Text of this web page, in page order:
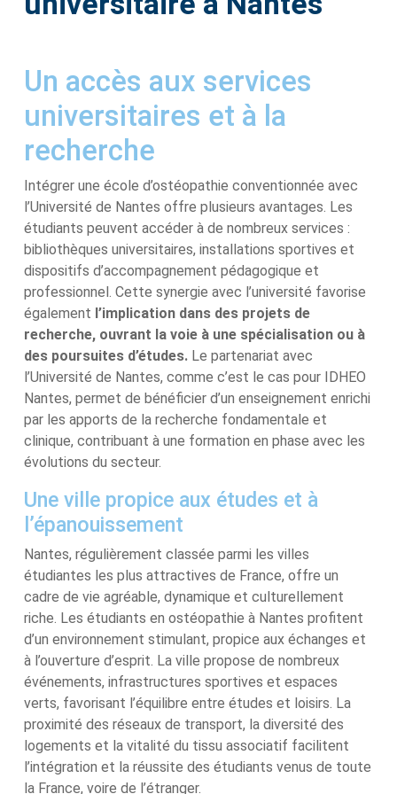
Un accès aux services
universitaires et à la
recherche
Intégrer une école d’ostéopathie conventionnée avec
l’Université de Nantes offre plusieurs avantages. Les
étudiants peuvent accéder à de nombreux services :
bibliothèques universitaires, installations sportives et
dispositifs d’accompagnement pédagogique et
professionnel. Cette synergie avec l’université favorise
également l’implication dans des projets de
recherche, ouvrant la voie à une spécialisation ou à
des poursuites d’études. Le partenariat avec
l’Université de Nantes, comme c’est le cas pour IDHEO
Nantes, permet de bénéficier d’un enseignement enrichi
par les apports de la recherche fondamentale et
clinique, contribuant à une formation en phase avec les
évolutions du secteur.
Une ville propice aux études et à
l’épanouissement
Nantes, régulièrement classée parmi les villes
étudiantes les plus attractives de France, offre un
cadre de vie agréable, dynamique et culturellement
riche. Les étudiants en ostéopathie à Nantes profitent
d’un environnement stimulant, propice aux échanges et
à l’ouverture d’esprit. La ville propose de nombreux
événements, infrastructures sportives et espaces
verts, favorisant l’équilibre entre études et loisirs. La
proximité des réseaux de transport, la diversité des
logements et la vitalité du tissu associatif facilitent
l’intégration et la réussite des étudiants venus de toute
la France, voire de l’étranger.